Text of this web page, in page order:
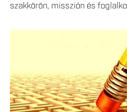
szakkörön, misszión és